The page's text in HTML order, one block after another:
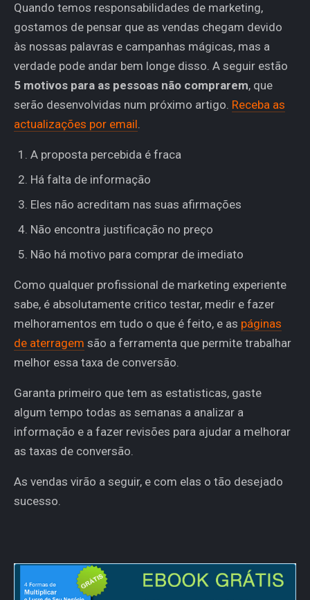
Quando temos responsabilidades de marketing,
gostamos de pensar que as vendas chegam devido
às nossas palavras e campanhas mágicas, mas a
verdade pode andar bem longe disso. A seguir estão
5 motivos para as pessoas não comprarem, que
serão desenvolvidas num próximo artigo. Receba as
actualizações por email.
A proposta percebida é fraca
Há falta de informação
Eles não acreditam nas suas afirmações
Não encontra justificação no preço
Não há motivo para comprar de imediato
Como qualquer profissional de marketing experiente
sabe, é absolutamente critico testar, medir e fazer
melhoramentos em tudo o que é feito, e as páginas
de aterragem são a ferramenta que permite trabalhar
melhor essa taxa de conversão.
Garanta primeiro que tem as estatisticas, gaste
algum tempo todas as semanas a analizar a
informação e a fazer revisões para ajudar a melhorar
as taxas de conversão.
As vendas virão a seguir, e com elas o tão desejado
sucesso.